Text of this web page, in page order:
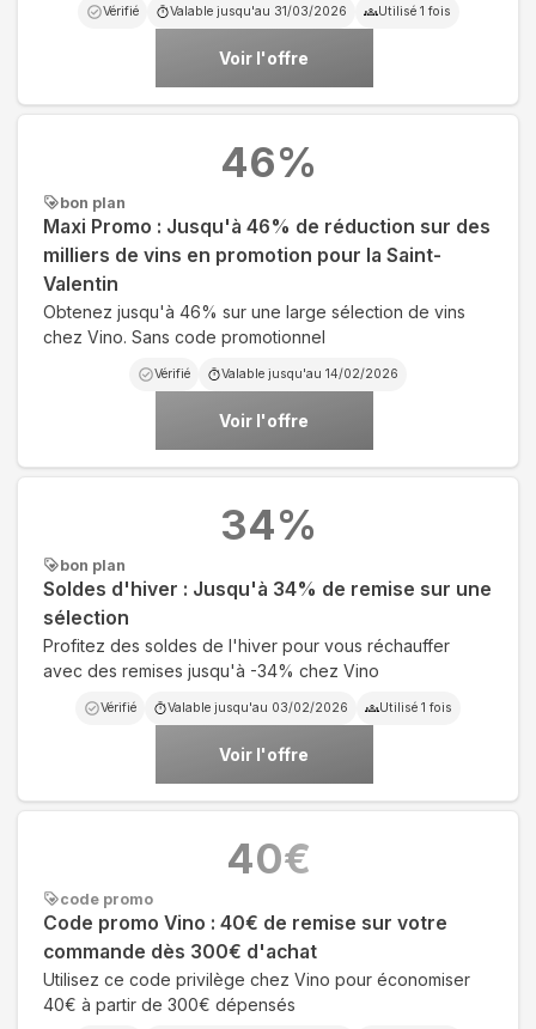
Vérifié Valable jusqu'au 31/03/2026 Utilisé 1 fois
Voir l'offre
bon plan
Maxi Promo : Jusqu'à 46% de réduction sur des
milliers de vins en promotion pour la Saint-
Valentin
Obtenez jusqu'à 46% sur une large sélection de vins
chez Vino. Sans code promotionnel
Vérifié Valable jusqu'au 14/02/2026
Voir l'offre
46%
bon plan
Soldes d'hiver : Jusqu'à 34% de remise sur une
sélection
Profitez des soldes de l'hiver pour vous réchauffer
avec des remises jusqu'à -34% chez Vino
Vérifié Valable jusqu'au 03/02/2026 Utilisé 1 fois
Voir l'offre
34%
code promo
Code promo Vino : 40€ de remise sur votre
commande dès 300€ d'achat
Utilisez ce code privilège chez Vino pour économiser
40€ à partir de 300€ dépensés
40€